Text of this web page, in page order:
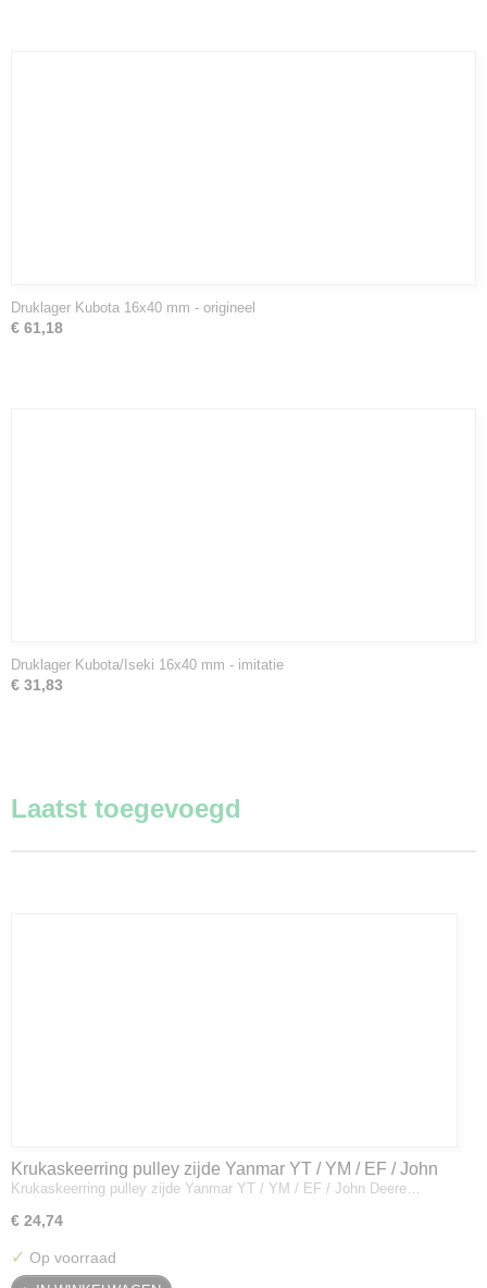
Druklager Kubota 16x40 mm - origineel
€ 61,18
Druklager Kubota/Iseki 16x40 mm - imitatie
€ 31,83
Laatst toegevoegd
Krukaskeerring pulley zijde Yanmar YT / YM / EF / John
Deere - 119934-01800
Krukaskeerring pulley zijde Yanmar YT / YM / EF / John Deere…
€ 24,74
✓ Op voorraad